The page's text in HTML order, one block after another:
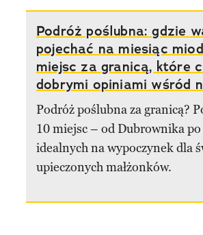
Podróż poślubna: gdzie
pojechać na miesiąc
miejsc za granicą, które
dobrymi opiniami wśród
Podróż poślubna za granicą?
10 miejsc – od Dubrownika
idealnych na wypoczynek dla
upieczonych małżonków.